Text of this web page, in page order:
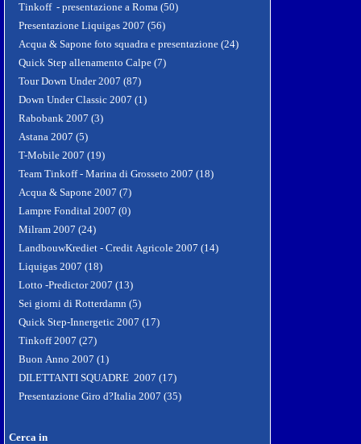
Tinkoff - presentazione a Roma (50)
Presentazione Liquigas 2007 (56)
Acqua & Sapone foto squadra e presentazione (24)
Quick Step allenamento Calpe (7)
Tour Down Under 2007 (87)
Down Under Classic 2007 (1)
Rabobank 2007 (3)
Astana 2007 (5)
T-Mobile 2007 (19)
Team Tinkoff - Marina di Grosseto 2007 (18)
Acqua & Sapone 2007 (7)
Lampre Fondital 2007 (0)
Milram 2007 (24)
LandbouwKrediet - Credit Agricole 2007 (14)
Liquigas 2007 (18)
Lotto -Predictor 2007 (13)
Sei giorni di Rotterdamn (5)
Quick Step-Innergetic 2007 (17)
Tinkoff 2007 (27)
Buon Anno 2007 (1)
DILETTANTI SQUADRE 2007 (17)
Presentazione Giro d?Italia 2007 (35)
Cerca in